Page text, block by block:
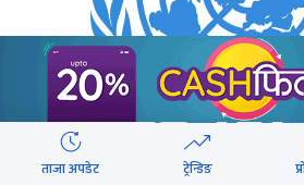
सुकुमवासीलाई बलजफ्ती निष्कासन
ताजा अपडेट ट्रेन्डिङ